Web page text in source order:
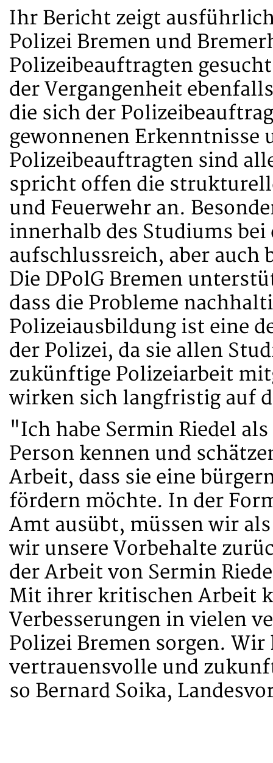
Ihr Bericht zeigt
Polizei Bremen und
Polizeibeauftragten
der Vergangenheit
die sich der
gewonnenen Erkenntnisse
Polizeibeauftragten sind
spricht offen die
und Feuerwehr an.
innerhalb des Studiums
aufschlussreich, aber auch
Die DPolG Bremen
dass die Probleme
Polizeiausbildung ist eine
der Polizei, da sie allen
zukünftige Polizeiarbeit
wirken sich langfristig auf
"Ich habe Sermin Riedel
Person kennen und
Arbeit, dass sie eine
fördern möchte. In der
Amt ausübt, müssen wir
wir unsere Vorbehalte
der Arbeit von Sermin
Mit ihrer kritischen Arbeit
Verbesserungen in vielen
Polizei Bremen sorgen.
vertrauensvolle und
so Bernard Soika,